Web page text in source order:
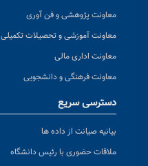
معاونت پژوهشی و فن آوری
معاونت آموزشی و تحصیلات تکمیلی
معاونت اداری مالی
معاونت فرهنگی و دانشجویی
دسترسی سریع
بیانیه صیانت از داده ها
ملاقات حضوری با رئیس دانشگاه